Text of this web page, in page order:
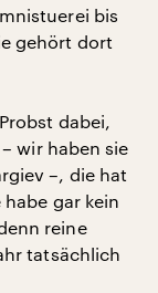
bis
gehört dort
dabei,
wir haben sie
–, die hat
gar kein
reine
tatsächlich